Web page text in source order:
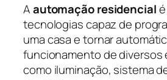
Aautomação residencial
tecnologias capaz de
uma casa e tornar
funcionamento de diversos
como iluminação, sistema